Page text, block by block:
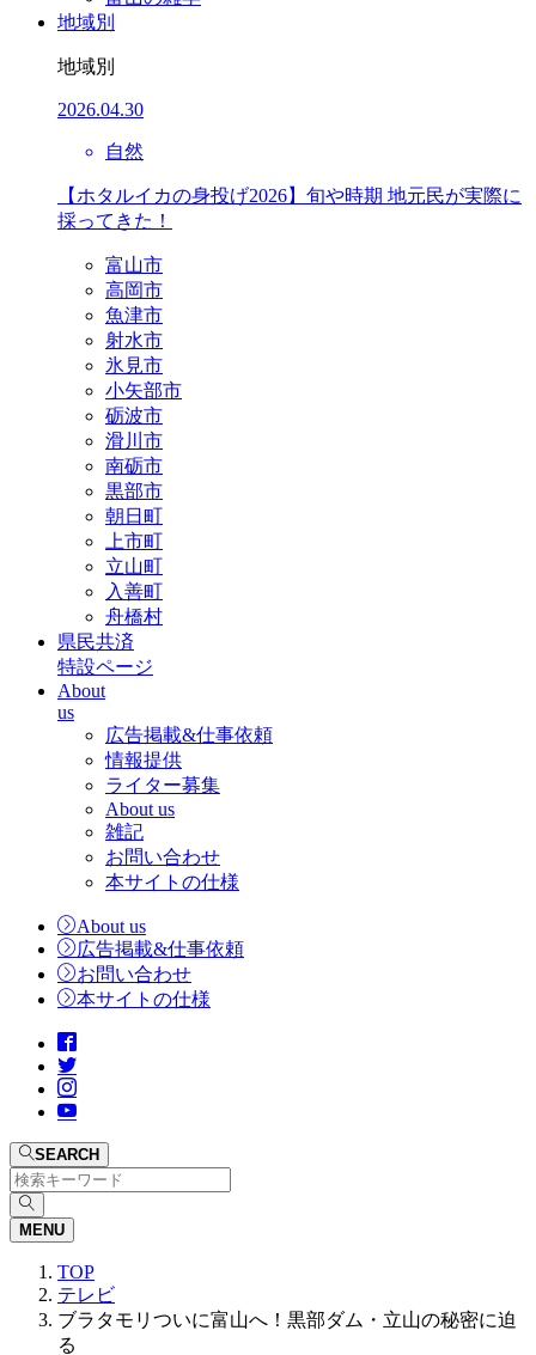
地域別
地域別
2026.04.30
自然
【ホタルイカの身投げ2026】旬や時期 地元民が実際に
採ってきた！
富山市
高岡市
魚津市
射水市
氷見市
小矢部市
砺波市
滑川市
南砺市
黒部市
朝日町
上市町
立山町
入善町
舟橋村
県民共済
特設ページ
About
us
広告掲載&仕事依頼
情報提供
ライター募集
About us
雑記
お問い合わせ
本サイトの仕様
About us
広告掲載&仕事依頼
お問い合わせ
本サイトの仕様
SEARCH
MENU
TOP
テレビ
ブラタモリついに富山へ！黒部ダム・立山の秘密に迫
る